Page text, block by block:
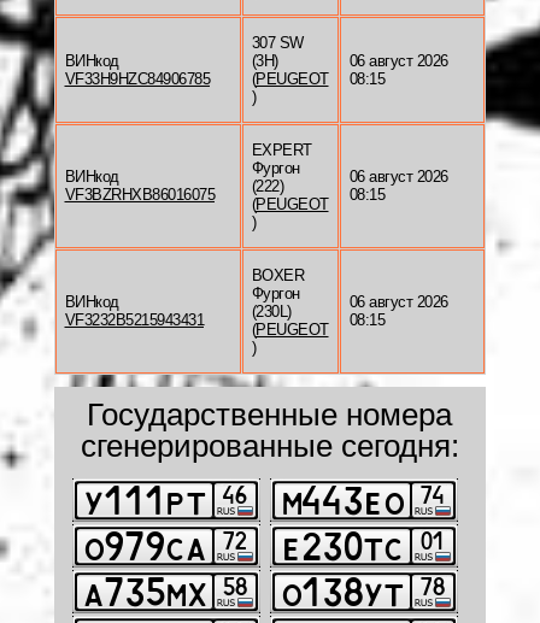
ВИНкод
VF33H9HZC84906785
307 SW
(3H)
(PEUGEOT
)
06 август 2026
08:15
ВИНкод
VF3BZRHXB86016075
EXPERT
Фургон
(222)
(PEUGEOT
)
06 август 2026
08:15
ВИНкод
VF3232B5215943431
BOXER
Фургон
(230L)
(PEUGEOT
)
06 август 2026
08:15
Государственные номера
сгенерированные сегодня: